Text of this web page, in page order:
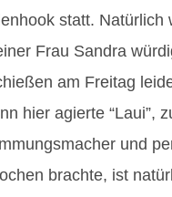
statt.
Frau Sandra
am Freitag
hier agierte “Laui”,
und
brachte, ist